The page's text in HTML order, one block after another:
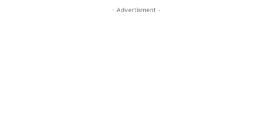
- Advertisment -